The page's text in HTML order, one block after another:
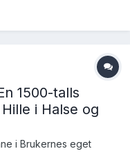
medlemmer av ætten...
1500-talls
i Halse og
i Brukernes eget